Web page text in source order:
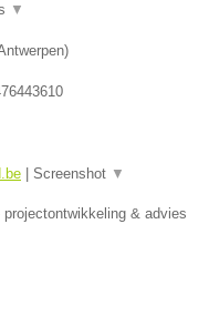
▼
)
Screenshot ▼
& advies